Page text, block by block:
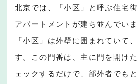
北京では、「小区」と呼ぶ住宅
アパートメントが建ち並んでいま
「小区」は外壁に囲まれていて
す。この門番は、主に門を開け
ェックするだけで、部外者でも